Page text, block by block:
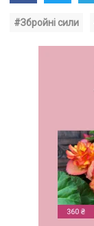
#Збройні сили